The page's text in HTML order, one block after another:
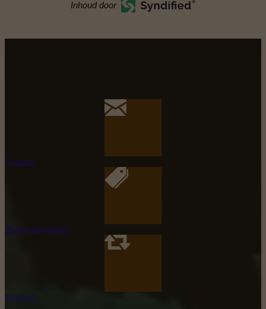
Inhoud door
Contact
Productaanvraag
Verhuur